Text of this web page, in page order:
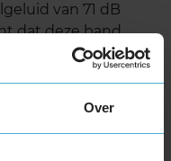
Over
van 71 dB
dat deze band
heeft.
dan
hier